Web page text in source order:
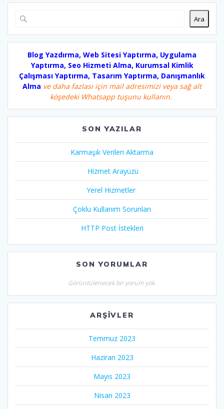
Ara
Blog Yazdırma, Web Sitesi Yaptırma, Uygulama
Yaptırma, Seo Hizmeti Alma, Kurumsal Kimlik
Çalışması Yaptırma, Tasarım Yaptırma, Danışmanlık
Alma ve daha fazlası için mail adresimizi veya sağ alt
köşedeki Whatsapp tuşunu kullanın.
SON YAZILAR
Karmaşık Verileri Aktarma
Hizmet Arayüzü
Yerel Hizmetler
Çoklu Kullanım Sorunları
HTTP Post İstekleri
SON YORUMLAR
Görüntülenecek bir yorum yok.
ARŞIVLER
Temmuz 2023
Haziran 2023
Mayıs 2023
Nisan 2023